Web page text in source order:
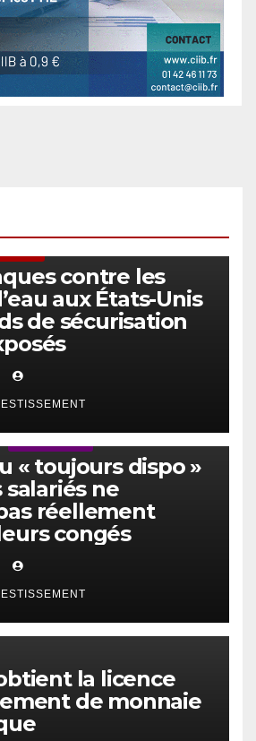
contre les
aux États-Unis
de sécurisation
« toujours dispo »
salariés ne
réellement
congés
la licence
de monnaie